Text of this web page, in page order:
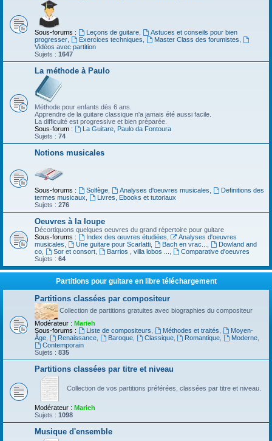
Sous-forums : Leçons de guitare,
Astuces et conseils pour bien
progresser
Exercices techniques Master Class des forumistes
Vidéos avec partition
Sujets : 1647
La méthode à Paulo
Méthode pour enfants dès 6 ans.
Apprendre de la guitare classique n'a jamais été aussi facile.
La difficulté est progressive et bien préparée.
Sous-forum :
La Guitare, Paulo da Fontoura
Sujets : 74
Notions musicales
Sous-forums : Solfège, Analyses d'oeuvres musicales
Definitions des
termes musicaux
Livres, Ebooks et tutoriaux
Sujets : 276
Oeuvres à la loupe
Décortiquons quelques oeuvres du grand répertoire pour guitare
Sous-forums :
Index des œuvres étudiées
Analyses d'oeuvres
musicales
Une guitare pour Scarlatti, Bach en vrac...
Dowland and
co
Sor et consort, Barrios , villa lobos ...
Comparative d'oeuvres
Sujets : 64
Partitions pour guitare en libre téléchargement
Partitions classées par compositeur
Collection de partitions gratuites avec biographies du compositeur
Modérateur : Marieh
Sous-forums :
Liste de compositeurs Méthodes et traités
Moyen-
Âge
Renaissance, Baroque, Classique, Romantique Moderne
Contemporain
Sujets : 835
Partitions classées par titre et niveau
Collection de vos partitions préférées, classées par titre et niveau.
Modérateur : Marieh
Sujets : 1098
Musique d'ensemble